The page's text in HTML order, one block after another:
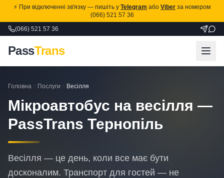
⚡ При відключенні зв'язку — пишіть у Telegram або Viber за номером
(066) 521 57 36
(066) 521 57 36
PassTrans
Головна Послуги Весілля
Мікроавтобус на весілля —
PassTrans Тернопіль
Весілля — це день, коли все має бути
досконалим. Транспорт для гостей — не